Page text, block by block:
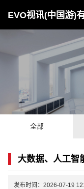
EVO视讯(中国游)
全部
大数据、人工智
发布时间：2026-07-19